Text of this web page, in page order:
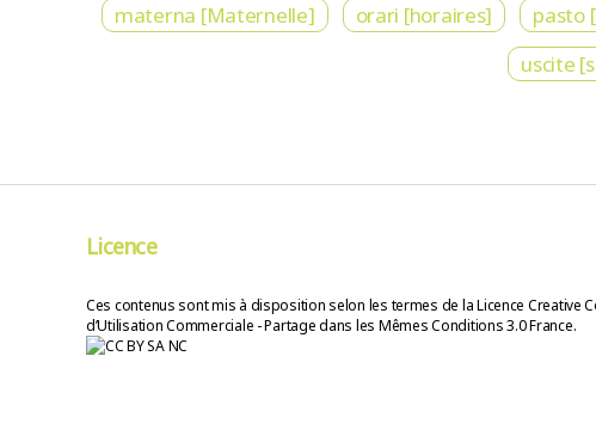
materna [Maternelle]
orari [horaires] pasto
uscite
Licence
Ces contenus sont mis à disposition selon les termes de la Licence Creative
d’Utilisation Commerciale - Partage dans les Mêmes Conditions 3.0 France.